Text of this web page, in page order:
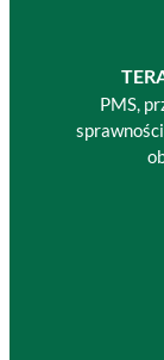
PMS,